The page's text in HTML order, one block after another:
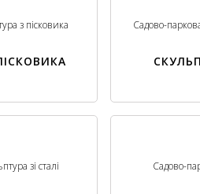
з пісковика Садово-
зі сталі Садово-